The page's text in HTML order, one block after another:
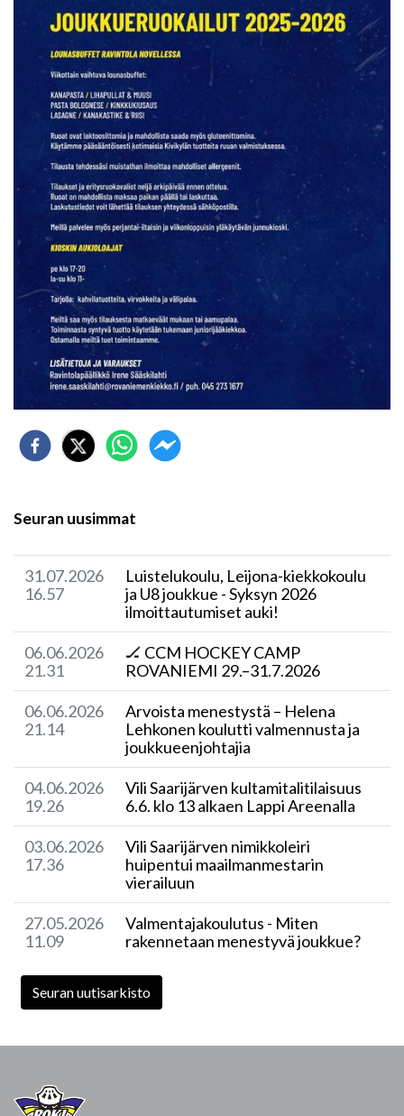
Seuran uusimmat
31.07.2026
16.57
Luistelukoulu, Leijona-kiekkokoulu
ja U8 joukkue - Syksyn 2026
ilmoittautumiset auki!
06.06.2026
21.31
🏒 CCM HOCKEY CAMP
ROVANIEMI 29.–31.7.2026
06.06.2026
21.14
Arvoista menestystä – Helena
Lehkonen koulutti valmennusta ja
joukkueenjohtajia
04.06.2026
19.26
Vili Saarijärven kultamitalitilaisuus
6.6. klo 13 alkaen Lappi Areenalla
03.06.2026
17.36
Vili Saarijärven nimikkoleiri
huipentui maailmanmestarin
vierailuun
27.05.2026
11.09
Valmentajakoulutus - Miten
rakennetaan menestyvä joukkue?
Seuran uutisarkisto